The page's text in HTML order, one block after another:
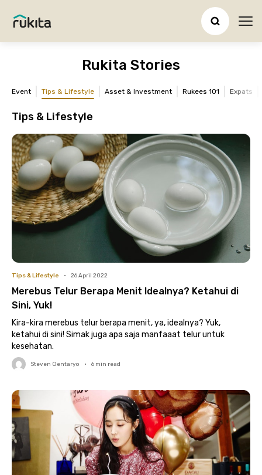
Rukita Stories
Event Tips & Lifestyle Asset & Investment Rukees 101 Expats
Tips & Lifestyle
Tips & Lifestyle • 26 April 2022
Merebus Telur Berapa Menit Idealnya? Ketahui di
Sini, Yuk!
Kira-kira merebus telur berapa menit, ya, idealnya? Yuk,
ketahui di sini! Simak juga apa saja manfaaat telur untuk
kesehatan.
Steven Oentaryo • 6 min read